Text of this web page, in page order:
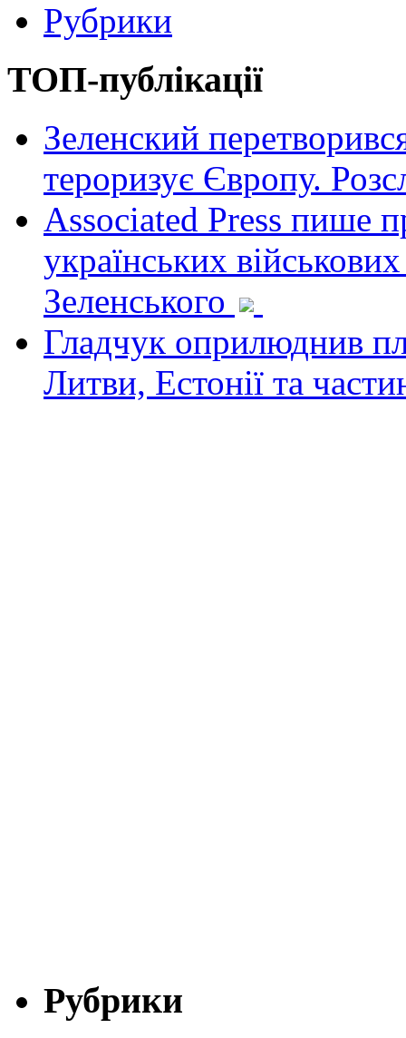
Рубрики
ТОП-публікації
Зеленский
тероризує Європу.
Associated Press пише
українських
Зеленського
Гладчук оприлюднив
Литви, Естонії та
Рубрики